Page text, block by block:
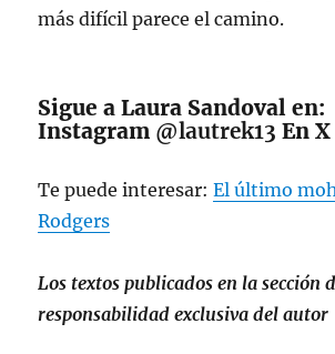
más difícil parece el camino.
Sigue a Laura Sandoval en:
Instagram @lautrek13 En X
Te puede interesar:El último
Rodgers
Los textos publicados en la sección
responsabilidad exclusiva del autor